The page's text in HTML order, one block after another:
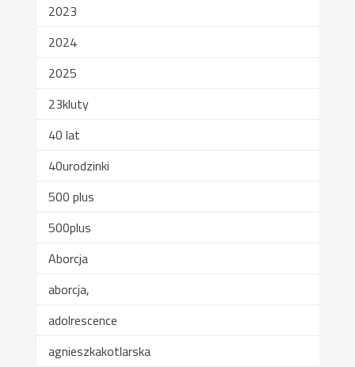
2023
2024
2025
23kluty
40 lat
40urodzinki
500 plus
500plus
Aborcja
aborcja,
adolrescence
agnieszkakotlarska